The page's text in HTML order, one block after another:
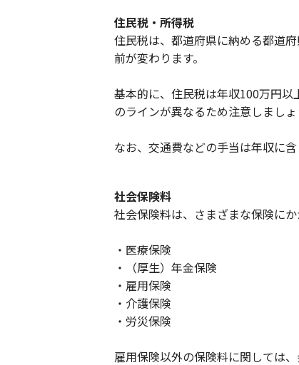
住民税・所得税
住民税は、都道府県に納める都道
前が変わります。
基本的に、住民税は年収100万円
のラインが異なるため注意しましょ
なお、交通費などの手当は年収に
社会保険料
社会保険料は、さまざまな保険に
・医療保険
・（厚生）年金保険
・雇用保険
・介護保険
・労災保険
雇用保険以外の保険料に関しては